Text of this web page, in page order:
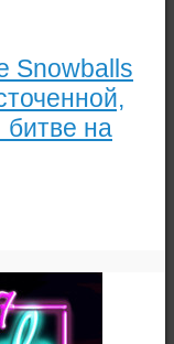
Snowballs
на